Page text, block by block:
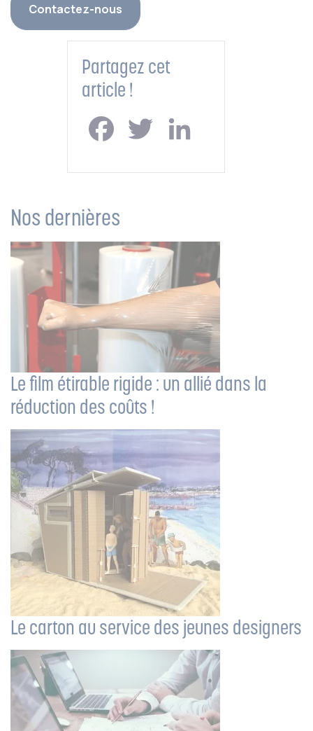
Contactez-nous
Partagez cet
article !
FacebookTwitter
Nos dernières
Le film étirable rigide : un allié dans la
réduction des coûts !
Le carton au service des jeunes designers